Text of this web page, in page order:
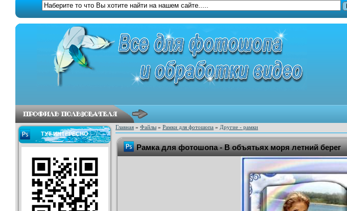
ТУТ ИНТЕРЕСНО
Главная » Файлы » Рамки для фотошопа » Другие - рамки
Рамка для фотошопа - В объятьях моря летний берег